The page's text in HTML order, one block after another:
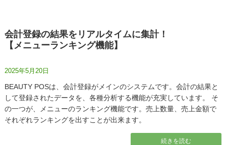
会計登録の結果をリアルタイムに集計！
【メニューランキング機能】
2025年5月20日
BEAUTY POSは、会計登録がメインのシステムです。会計の結果と
して登録されたデータを、各種分析する機能が充実しています。 そ
の一つが、メニューのランキング機能です。売上数量、売上金額で
それぞれランキングを出すことが出来ます。
続きを読む